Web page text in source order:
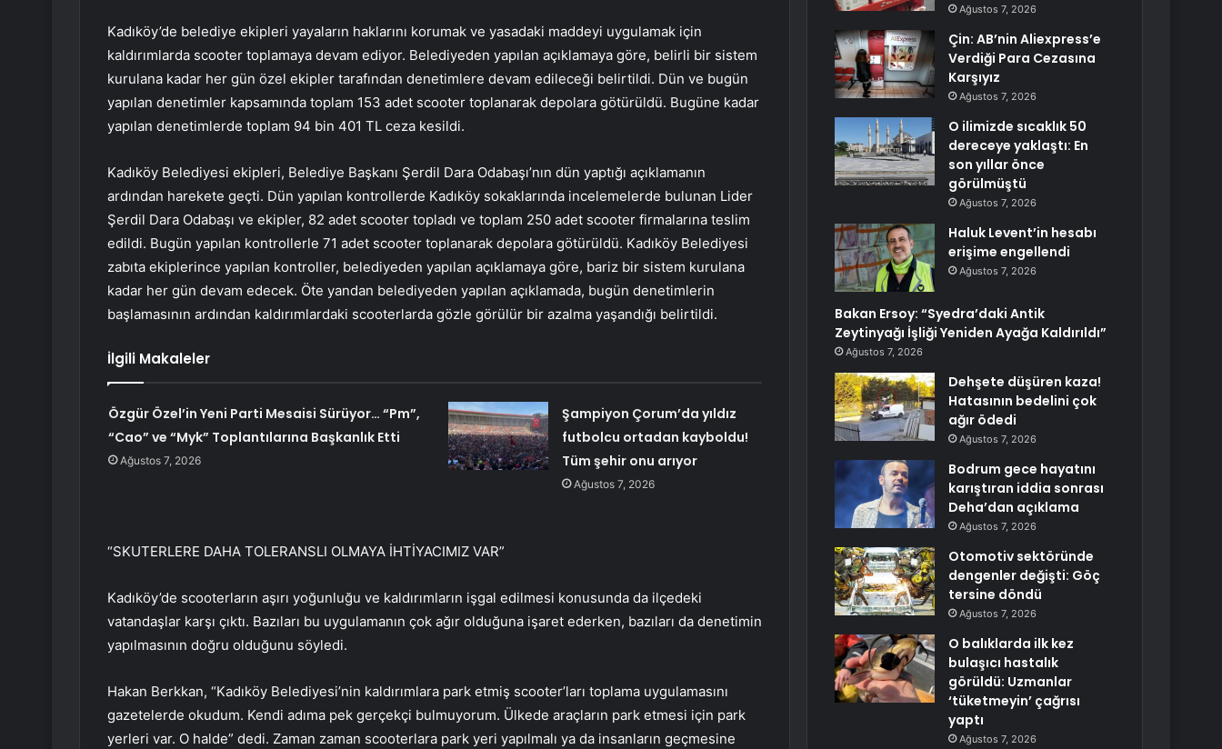
Kadıköy’de belediye ekipleri yayaların haklarını korumak ve yasadaki maddeyi uygulamak için
kaldırımlarda scooter toplamaya devam ediyor. Belediyeden yapılan açıklamaya göre, belirli bir sistem
kurulana kadar her gün özel ekipler tarafından denetimlere devam edileceği belirtildi. Dün ve bugün
yapılan denetimler kapsamında toplam 153 adet scooter toplanarak depolara götürüldü. Bugüne kadar
yapılan denetimlerde toplam 94 bin 401 TL ceza kesildi.
Kadıköy Belediyesi ekipleri, Belediye Başkanı Şerdil Dara Odabaşı’nın dün yaptığı açıklamanın
ardından harekete geçti. Dün yapılan kontrollerde Kadıköy sokaklarında incelemelerde bulunan Lider
Şerdil Dara Odabaşı ve ekipler, 82 adet scooter topladı ve toplam 250 adet scooter firmalarına teslim
edildi. Bugün yapılan kontrollerle 71 adet scooter toplanarak depolara götürüldü. Kadıköy Belediyesi
zabıta ekiplerince yapılan kontroller, belediyeden yapılan açıklamaya göre, bariz bir sistem kurulana
kadar her gün devam edecek. Öte yandan belediyeden yapılan açıklamada, bugün denetimlerin
başlamasının ardından kaldırımlardaki scooterlarda gözle görülür bir azalma yaşandığı belirtildi.
İlgili Makaleler
Özgür Özel’in Yeni Parti Mesaisi Sürüyor… “Pm”,
“Cao” ve “Myk” Toplantılarına Başkanlık Etti
Ağustos 7, 2026
Şampiyon Çorum’da yıldız
futbolcu ortadan kayboldu!
Tüm şehir onu arıyor
Ağustos 7, 2026
“SKUTERLERE DAHA TOLERANSLI OLMAYA İHTİYACIMIZ VAR”
Kadıköy’de scooterların aşırı yoğunluğu ve kaldırımların işgal edilmesi konusunda da ilçedeki
vatandaşlar karşı çıktı. Bazıları bu uygulamanın çok ağır olduğuna işaret ederken, bazıları da denetimin
yapılmasının doğru olduğunu söyledi.
Hakan Berkkan, “Kadıköy Belediyesi’nin kaldırımlara park etmiş scooter’ları toplama uygulamasını
gazetelerde okudum. Kendi adıma pek gerçekçi bulmuyorum. Ülkede araçların park etmesi için park
yerleri var. O halde” dedi. Zaman zaman scooterlara park yeri yapılmalı ya da insanların geçmesine
Ağustos 7, 2026
Çin: AB’nin Aliexpress’e
Verdiği Para Cezasına
Karşıyız
Ağustos 7, 2026
O ilimizde sıcaklık 50
dereceye yaklaştı: En
son yıllar önce
görülmüştü
Ağustos 7, 2026
Haluk Levent’in hesabı
erişime engellendi
Ağustos 7, 2026
Bakan Ersoy: “Syedra’daki Antik
Zeytinyağı İşliği Yeniden Ayağa Kaldırıldı”
Ağustos 7, 2026
Dehşete düşüren kaza!
Hatasının bedelini çok
ağır ödedi
Ağustos 7, 2026
Bodrum gece hayatını
karıştıran iddia sonrası
Deha’dan açıklama
Ağustos 7, 2026
Otomotiv sektöründe
dengenler değişti: Göç
tersine döndü
Ağustos 7, 2026
O balıklarda ilk kez
bulaşıcı hastalık
görüldü: Uzmanlar
‘tüketmeyin’ çağrısı
yaptı
Ağustos 7, 2026